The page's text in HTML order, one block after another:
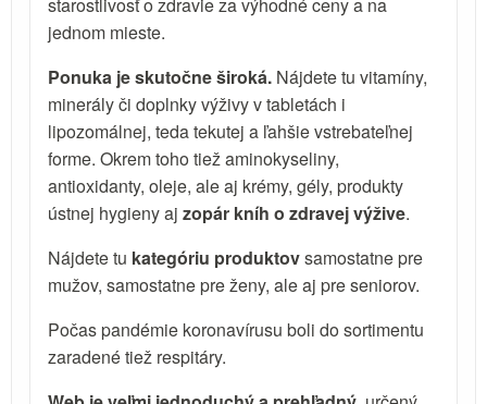
jednom mieste.
Ponuka je skutočne široká. Nájdete tu vitamíny,
minerály či doplnky výživy v tabletách i
lipozomálnej, teda tekutej a ľahšie vstrebateľnej
forme. Okrem toho tiež aminokyseliny,
antioxidanty, oleje, ale aj krémy, gély, produkty
ústnej hygieny aj zopár kníh o zdravej výžive.
Nájdete tu kategóriu produktovsamostatne pre
mužov, samostatne pre ženy, ale aj pre seniorov.
Počas pandémie koronavírusu boli do sortimentu
zaradené tiež respitáry.